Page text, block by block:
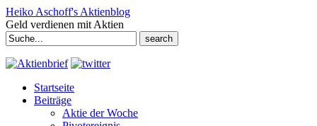
Heiko Aschoff's Aktienblog
Geld verdienen mit Aktien
Search
for:
Startseite
Beiträge
Aktie der Woche